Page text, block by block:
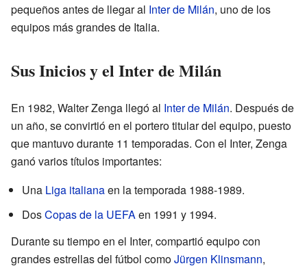
pequeños antes de llegar al Inter de Milán, uno de los
equipos más grandes de Italia.
Sus Inicios y el Inter de Milán
En 1982, Walter Zenga llegó al Inter de Milán. Después de
un año, se convirtió en el portero titular del equipo, puesto
que mantuvo durante 11 temporadas. Con el Inter, Zenga
ganó varios títulos importantes:
Una Liga italianaen la temporada 1988-1989.
DosCopas de la UEFAen 1991 y 1994.
Durante su tiempo en el Inter, compartió equipo con
grandes estrellas del fútbol comoJürgen Klinsmann,